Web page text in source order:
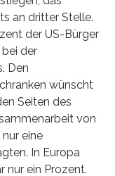
an dritter Stelle.
der US-Bürger
der
Den
wünscht
Seiten des
von
eine
In Europa
nur ein Prozent.